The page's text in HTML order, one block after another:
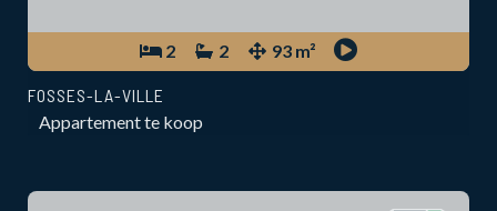
2 2 93 m²
FOSSES-LA-VILLE
Appartement te koop